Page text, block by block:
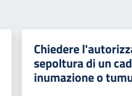
Chiedere
sepoltura di un
inumazione o